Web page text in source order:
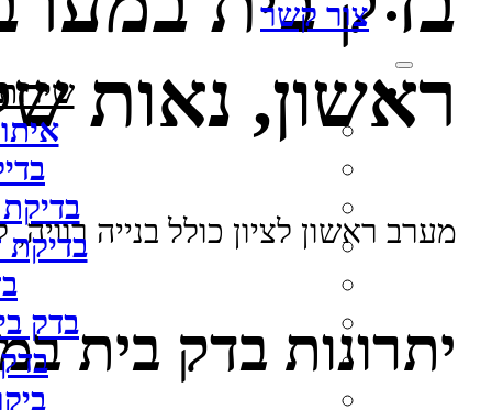
צור קשר
בדיקת
בדק
ראשון, נאות
מערב ראשון לציון כולל בנייה
יתרונות בדק בית